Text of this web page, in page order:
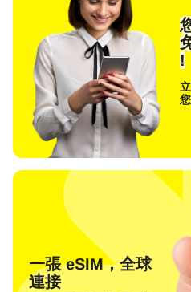
!
一張 eSIM，全球
連接